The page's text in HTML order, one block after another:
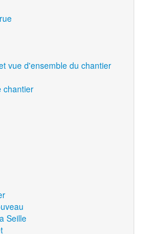
vue d'ensemble du chantier
chantier
Seille